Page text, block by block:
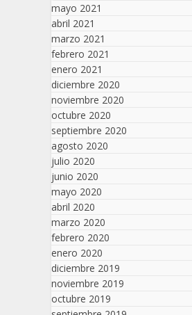
mayo 2021
abril 2021
marzo 2021
febrero 2021
enero 2021
diciembre 2020
noviembre 2020
octubre 2020
septiembre 2020
agosto 2020
julio 2020
junio 2020
mayo 2020
abril 2020
marzo 2020
febrero 2020
enero 2020
diciembre 2019
noviembre 2019
octubre 2019